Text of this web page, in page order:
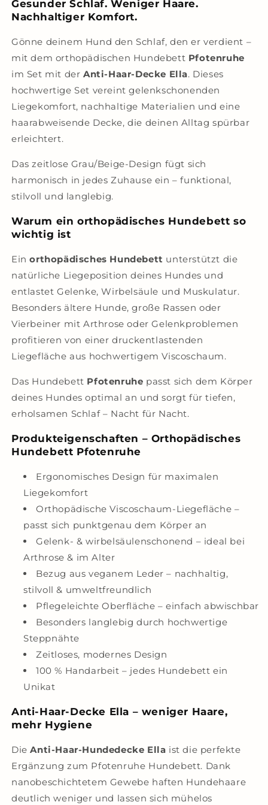
Gesunder Schlaf. Weniger Haare.
Nachhaltiger Komfort.
Gönne deinem Hund den Schlaf, den er verdient –
mit dem orthopädischen Hundebett Pfotenruhe
im Set mit der Anti-Haar-Decke Ella. Dieses
hochwertige Set vereint gelenkschonenden
Liegekomfort, nachhaltige Materialien und eine
haarabweisende Decke, die deinen Alltag spürbar
erleichtert.
Das zeitlose Grau/Beige-Design fügt sich
harmonisch in jedes Zuhause ein – funktional,
stilvoll und langlebig.
Warum ein orthopädisches Hundebett so
wichtig ist
Einorthopädisches Hundebett unterstützt die
natürliche Liegeposition deines Hundes und
entlastet Gelenke, Wirbelsäule und Muskulatur.
Besonders ältere Hunde, große Rassen oder
Vierbeiner mit Arthrose oder Gelenkproblemen
profitieren von einer druckentlastenden
Liegefläche aus hochwertigem Viscoschaum.
Das Hundebett Pfotenruhe passt sich dem Körper
deines Hundes optimal an und sorgt für tiefen,
erholsamen Schlaf – Nacht für Nacht.
Produkteigenschaften – Orthopädisches
Hundebett Pfotenruhe
Ergonomisches Design für maximalen
Liegekomfort
Orthopädische Viscoschaum-Liegefläche –
passt sich punktgenau dem Körper an
Gelenk- & wirbelsäulenschonend – ideal bei
Arthrose & im Alter
Bezug aus veganem Leder – nachhaltig,
stilvoll & umweltfreundlich
Pflegeleichte Oberfläche – einfach abwischbar
Besonders langlebig durch hochwertige
Steppnähte
Zeitloses, modernes Design
100 % Handarbeit – jedes Hundebett ein
Unikat
Anti-Haar-Decke Ella – weniger Haare,
mehr Hygiene
DieAnti-Haar-Hundedecke Ella ist die perfekte
Ergänzung zum Pfotenruhe Hundebett. Dank
nanobeschichtetem Gewebe haften Hundehaare
deutlich weniger und lassen sich mühelos